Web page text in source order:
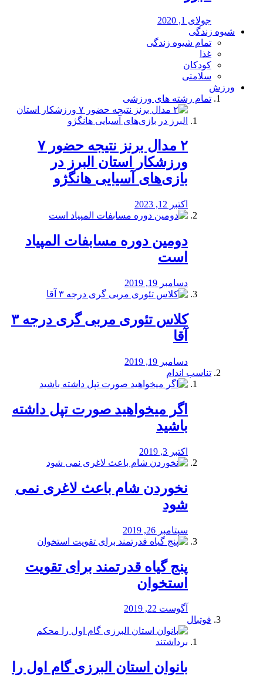
جولای 1, 2020
شیوه زندگی
تمام شیوه زندگی
غذا
کودکان
سلامتی
ورزش
تمام رشته های ورزشی
۲ مدال برنز نتیجه حضور ۷
ورزشکار استان البرز در
بازی‌های آسیایی هانگژو
اکتبر 12, 2023
دومین دوره مسابفات المپیاد
است
دسامبر 19, 2019
کلاس تئوری مربی گری درجه ۳
آقا
دسامبر 19, 2019
تناسب اندام
اگر میخواهید صورت تپل داشته
باشید
اکتبر 3, 2019
نخوردن شام باعث لاغری نمی
‌شود
سپتامبر 26, 2019
پنج گیاه قدرتمند برای تقویت
استخوان
آگوست 22, 2019
فوتبال
بانوان استان البرزی گام اول را